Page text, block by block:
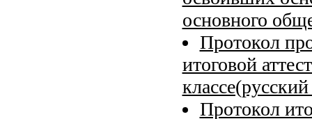
основного
Протокол
итоговой
Протокол